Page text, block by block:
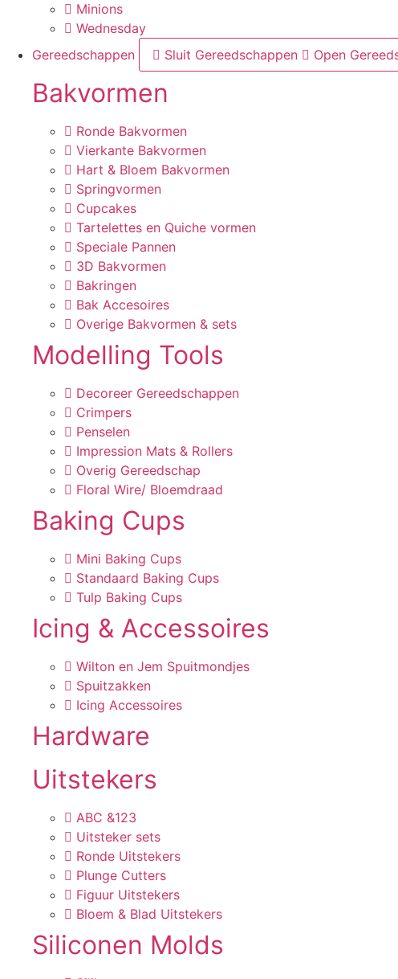
Minions
Wednesday
Gereedschappen
Sluit Gereedschappen Open
Bakvormen
Ronde Bakvormen
Vierkante Bakvormen
Hart & Bloem Bakvormen
Springvormen
Cupcakes
Tartelettes en Quiche vormen
Speciale Pannen
3D Bakvormen
Bakringen
Bak Accesoires
Overige Bakvormen & sets
Modelling Tools
Decoreer Gereedschappen
Crimpers
Penselen
Impression Mats & Rollers
Overig Gereedschap
Floral Wire/ Bloemdraad
Baking Cups
Mini Baking Cups
Standaard Baking Cups
Tulp Baking Cups
Icing & Accessoires
Wilton en Jem Spuitmondjes
Spuitzakken
Icing Accessoires
Hardware
Uitstekers
ABC &123
Uitsteker sets
Ronde Uitstekers
Plunge Cutters
Figuur Uitstekers
Bloem & Blad Uitstekers
Siliconen Molds